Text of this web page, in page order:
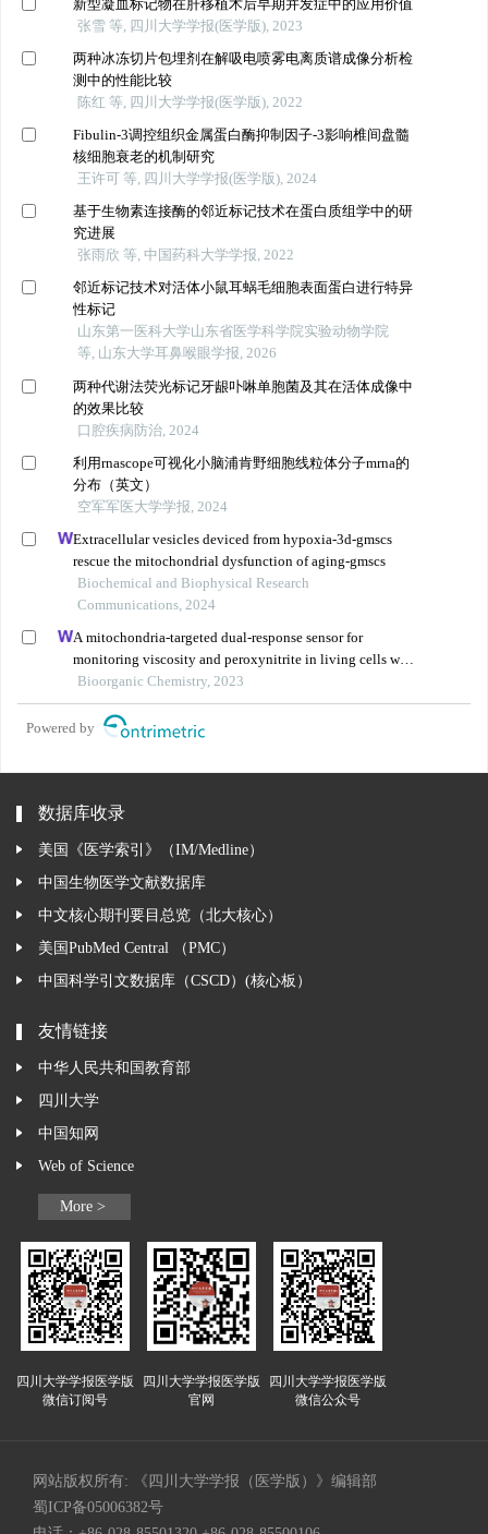
新型凝血标记物在肝移植术后早期并发症中的应用价值
张雪 等, 四川大学学报(医学版), 2023
两种冰冻切片包埋剂在解吸电喷雾电离质谱成像分析检
测中的性能比较
陈红 等, 四川大学学报(医学版), 2022
Fibulin-3调控组织金属蛋白酶抑制因子-3影响椎间盘髓
核细胞衰老的机制研究
王许可 等, 四川大学学报(医学版), 2024
基于生物素连接酶的邻近标记技术在蛋白质组学中的研
究进展
张雨欣 等, 中国药科大学学报, 2022
邻近标记技术对活体小鼠耳蜗毛细胞表面蛋白进行特异
性标记
山东第一医科大学山东省医学科学院实验动物学院
等, 山东大学耳鼻喉眼学报, 2026
两种代谢法荧光标记牙龈卟啉单胞菌及其在活体成像中
的效果比较
口腔疾病防治, 2024
利用rnascope可视化小脑浦肯野细胞线粒体分子mrna的
分布（英文）
空军军医大学学报, 2024
Extracellular vesicles deviced from hypoxia-3d-gmscs
rescue the mitochondrial dysfunction of aging-gmscs
Biochemical and Biophysical Research
Communications, 2024
A mitochondria-targeted dual-response sensor for
monitoring viscosity and peroxynitrite in living cells with
distinct fluorescence signals
Bioorganic Chemistry, 2023
Powered by
数据库收录
美国《医学索引》（IM/Medline）
中国生物医学文献数据库
中文核心期刊要目总览（北大核心）
美国PubMed Central （PMC）
中国科学引文数据库（CSCD）(核心板）
友情链接
中华人民共和国教育部
四川大学
中国知网
Web of Science
More >
四川大学学报医学版
微信订阅号
四川大学学报医学版
官网
四川大学学报医学版
微信公众号
网站版权所有: 《四川大学学报（医学版）》编辑部
蜀ICP备05006382号